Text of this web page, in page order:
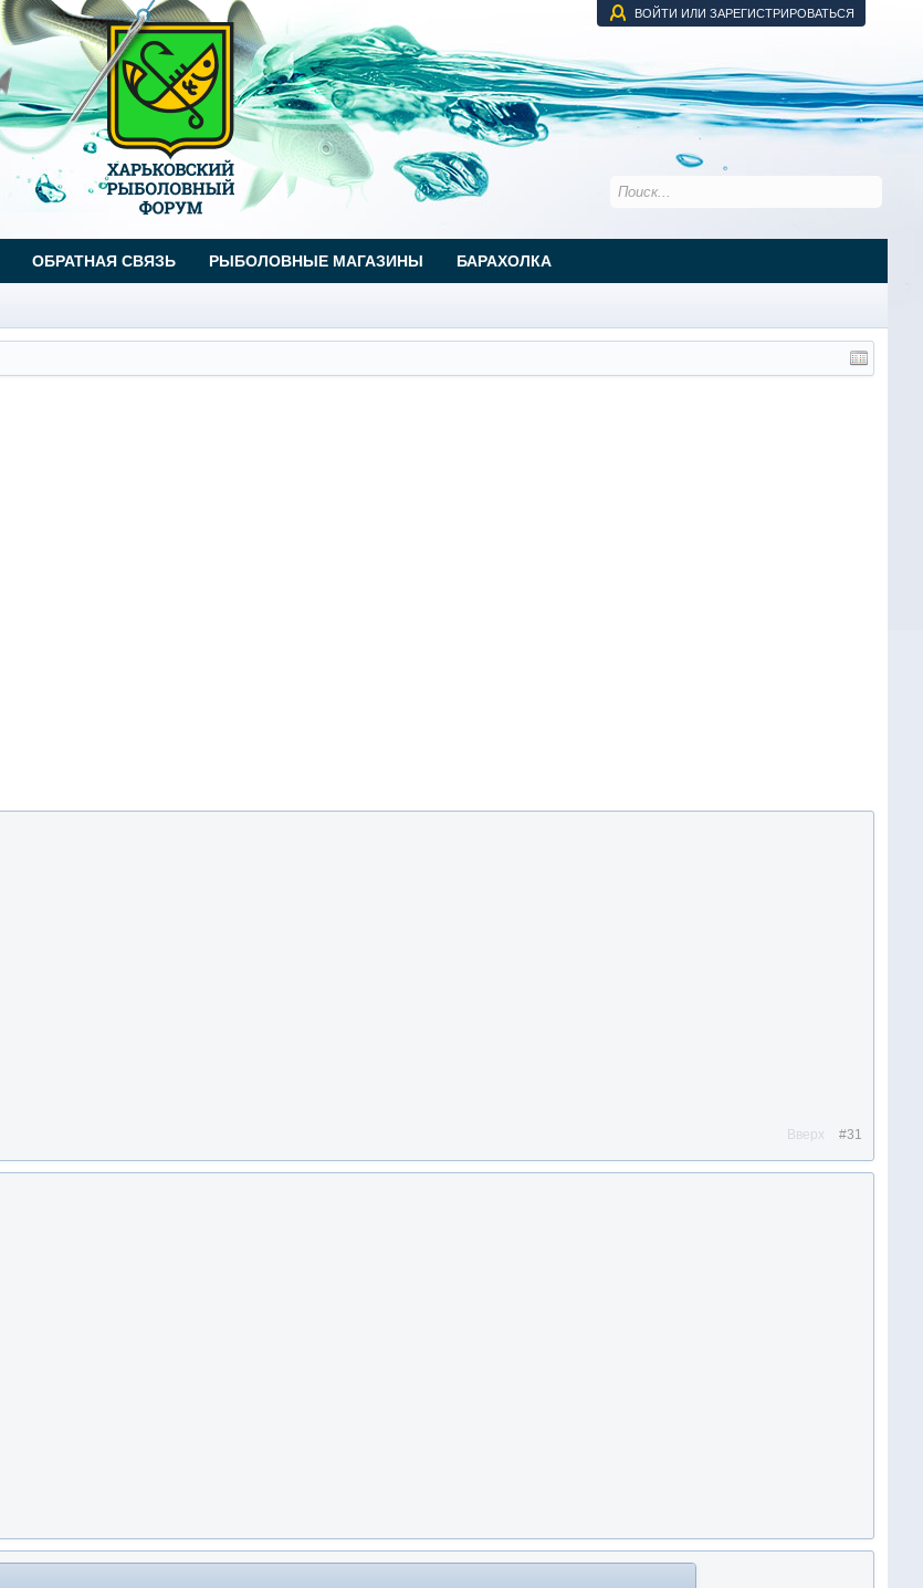
ВОЙТИ ИЛИ ЗАРЕГИСТРИРОВАТЬСЯ
#31
Вверх
ОБРАТНАЯ СВЯЗЬ РЫБОЛОВНЫЕ МАГАЗИНЫ БАРАХОЛКА